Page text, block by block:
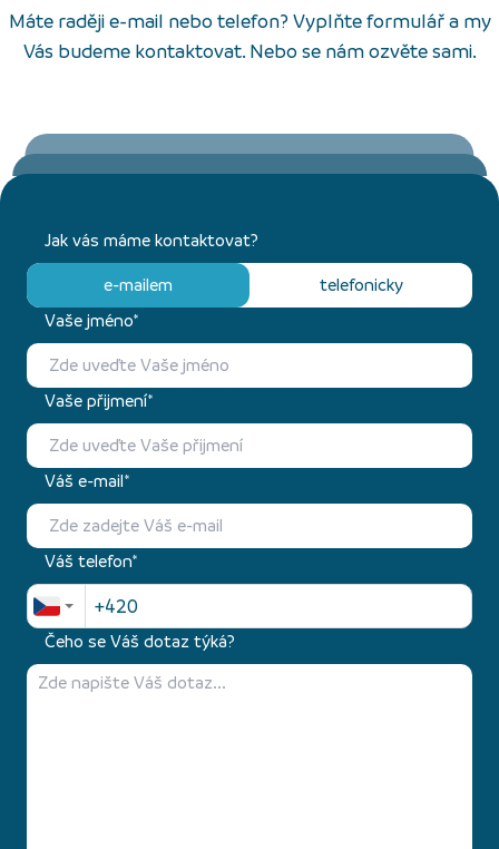
Máte raději e-mail nebo telefon? Vyplňte formulář a my
Vás budeme kontaktovat. Nebo se nám ozvěte sami.
Jak vás máme kontaktovat?
e-mailem
telefonicky
Vaše jméno*
Vaše přijmení*
Váš e-mail*
Váš telefon*
Čeho se Váš dotaz týká?